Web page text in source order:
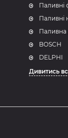
Паливні
Паливні
Паливна
BOSCH
DELPHI
Дивитись